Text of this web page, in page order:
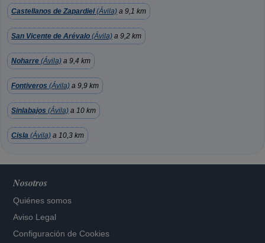
Castellanos de Zapardiel(Ávila) a 9,1 km
San Vicente de Arévalo (Ávila) a 9,2 km
Noharre (Ávila) a 9,4 km
Fontiveros (Ávila) a 9,9 km
Sinlabajos (Ávila) a 10 km
Cisla (Ávila) a 10,3 km
Nosotros
Quiénes somos
Aviso Legal
Configuración de Cookies